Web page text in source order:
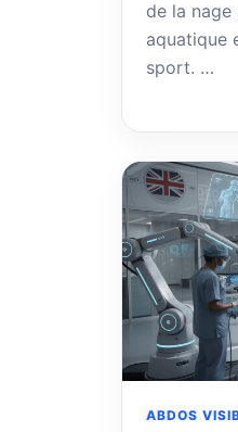
de la
aquatique
sport. …
ABDOS